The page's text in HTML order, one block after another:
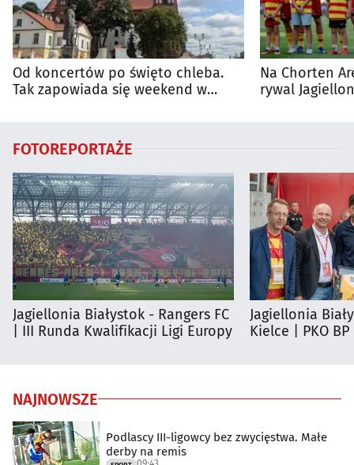
Od koncertów po święto chleba.
Tak zapowiada się weekend w
Na Chorten
rywal
FOTOREPORTAŻE
Jagiellonia Białystok - Rangers FC
| III Runda Kwalifikacji Ligi Europy
Jagiellonia
Kielce | PKO
NAJNOWSZE
Podlascy III-ligowcy bez zwycięstwa. Małe
derby na remis